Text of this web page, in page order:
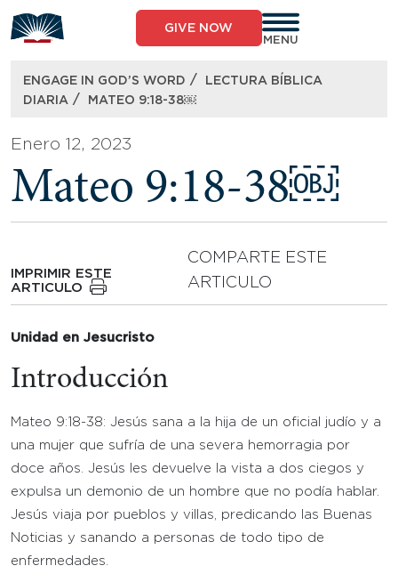
to
content
GIVE NOW
MENU
ENGAGE IN GOD’S WORD /
LECTURA BÍBLICA
DIARIA / MATEO 9:18-38￼
Enero 12, 2023
Mateo 9:18-38￼
IMPRIMIR ESTE
ARTICULO
COMPARTE ESTE
ARTICULO
Unidad en Jesucristo
Introducción
Mateo 9:18-38: Jesús sana a la hija de un oficial judío y a
una mujer que sufría de una severa hemorragia por
doce años. Jesús les devuelve la vista a dos ciegos y
expulsa un demonio de un hombre que no podía hablar.
Jesús viaja por pueblos y villas, predicando las Buenas
Noticias y sanando a personas de todo tipo de
enfermedades.